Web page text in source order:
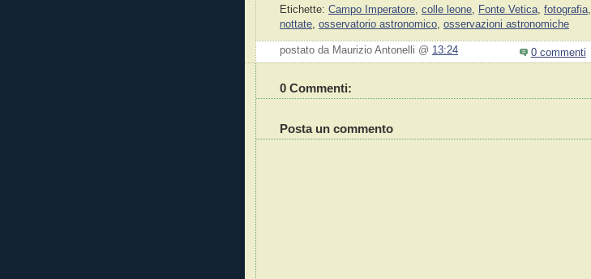
Etichette: Campo Imperatore, colle leone, Fonte Vetica, fotografia,
nottate, osservatorio astronomico, osservazioni astronomiche
postato da Maurizio Antonelli @ 13:24 0 commenti
0 Commenti:
Posta un commento